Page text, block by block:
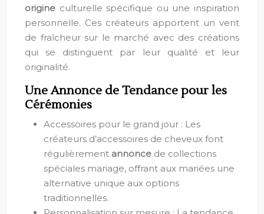
origine culturelle spécifique ou une inspiration
personnelle. Ces créateurs apportent un vent
de fraîcheur sur le marché avec des créations
qui se distinguent par leur qualité et leur
originalité.
Une Annonce de Tendance pour les
Cérémonies
Accessoires pour le grand jour : Les
créateurs d’accessoires de cheveux font
régulièrement annonce de collections
spéciales mariage, offrant aux mariées une
alternative unique aux options
traditionnelles.